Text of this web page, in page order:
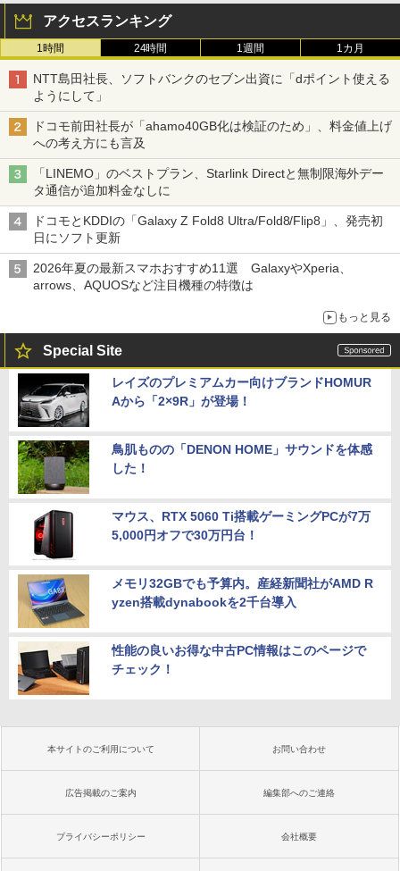
アクセスランキング
1時間 24時間 1週間 1カ月
NTT島田社長、ソフトバンクのセブン出資に「dポイント使える
ようにして」
ドコモ前田社長が「ahamo40GB化は検証のため」、料金値上げ
への考え方にも言及
「LINEMO」のベストプラン、Starlink Directと無制限海外デー
タ通信が追加料金なしに
ドコモとKDDIの「Galaxy Z Fold8 Ultra/Fold8/Flip8」、発売初
日にソフト更新
2026年夏の最新スマホおすすめ11選 GalaxyやXperia、
arrows、AQUOSなど注目機種の特徴は
もっと見る
Special Site
レイズのプレミアムカー向けブランドHOMUR
Aから「2×9R」が登場！
鳥肌ものの「DENON HOME」サウンドを体感
した！
マウス、RTX 5060 Ti搭載ゲーミングPCが7万
5,000円オフで30万円台！
メモリ32GBでも予算内。産経新聞社がAMD R
yzen搭載dynabookを2千台導入
性能の良いお得な中古PC情報はこのページで
チェック！
本サイトのご利用について お問い合わせ
広告掲載のご案内 編集部へのご連絡
プライバシーポリシー 会社概要